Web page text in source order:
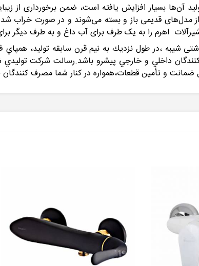
آن‌ها بسیار افزایش یافته است، ضمن برخورداری از
قدیمی باز و بسته می‌شوند و در صورت خراب ‌شدن
اهرم را به یک طرف برای آب داغ و به طرف
شيبه ،در طول نزديك به نيم قرن سابقه توليد،
داخلي و خارجي پيشرو باشد.رسالت شركت توليدي